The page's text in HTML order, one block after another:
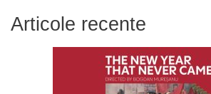
Articole recente